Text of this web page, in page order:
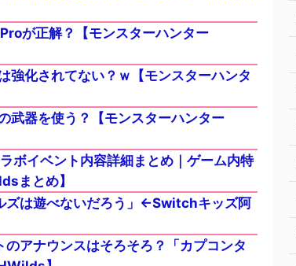
が正解？【モンスターハンター
強化されてない？ｗ【モンスターハンタ
武器を使う？【モンスターハンター
ボイベント内容詳細まとめ｜ゲーム内特
まとめ】
ズは遊べないだろう」←Switchキッズ阿
のアナウンスはそろそろ？「カプコンタ